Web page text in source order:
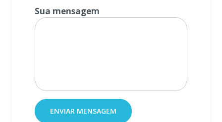
Sua mensagem